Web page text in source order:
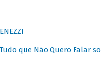
Tudo que Não Quero Falar